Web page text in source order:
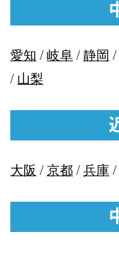
愛知 /岐阜/静岡 /
/山梨
大阪 /京都/兵庫/